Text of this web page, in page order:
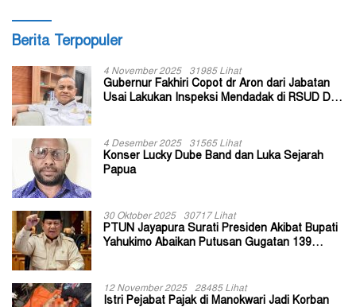
Berita Terpopuler
4 November 2025 31985 Lihat
Gubernur Fakhiri Copot dr Aron dari Jabatan
Usai Lakukan Inspeksi Mendadak di RSUD Dok
4 Desember 2025 31565 Lihat
Konser Lucky Dube Band dan Luka Sejarah
Papua
30 Oktober 2025 30717 Lihat
PTUN Jayapura Surati Presiden Akibat Bupati
Yahukimo Abaikan Putusan Gugatan 139
12 November 2025 28485 Lihat
Istri Pejabat Pajak di Manokwari Jadi Korban